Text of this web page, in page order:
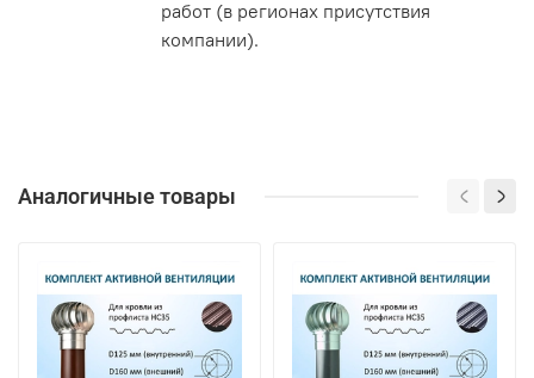
работ (в регионах присутствия
компании).
Аналогичные товары